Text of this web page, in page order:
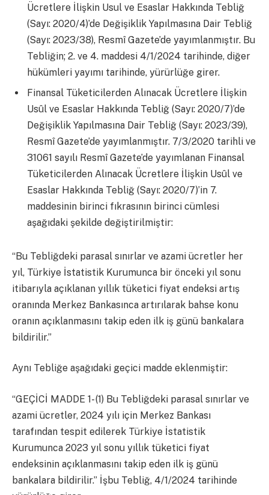
Ücretlere İlişkin Usul ve Esaslar Hakkında Tebliğ
(Sayı: 2020/4)’de Değişiklik Yapılmasına Dair Tebliğ
(Sayı: 2023/38), Resmî Gazete’de yayımlanmıştır. Bu
Tebliğin; 2. ve 4. maddesi 4/1/2024 tarihinde, diğer
hükümleri yayımı tarihinde, yürürlüğe girer.
Finansal Tüketicilerden Alınacak Ücretlere İlişkin
Usûl ve Esaslar Hakkında Tebliğ (Sayı: 2020/7)’de
Değişiklik Yapılmasına Dair Tebliğ (Sayı: 2023/39),
Resmî Gazete’de yayımlanmıştır. 7/3/2020 tarihli ve
31061 sayılı Resmî Gazete’de yayımlanan Finansal
Tüketicilerden Alınacak Ücretlere İlişkin Usûl ve
Esaslar Hakkında Tebliğ (Sayı: 2020/7)’in 7.
maddesinin birinci fıkrasının birinci cümlesi
aşağıdaki şekilde değiştirilmiştir:
“Bu Tebliğdeki parasal sınırlar ve azami ücretler her
yıl, Türkiye İstatistik Kurumunca bir önceki yıl sonu
itibarıyla açıklanan yıllık tüketici fiyat endeksi artış
oranında Merkez Bankasınca artırılarak bahse konu
oranın açıklanmasını takip eden ilk iş günü bankalara
bildirilir.”
Aynı Tebliğe aşağıdaki geçici madde eklenmiştir:
“GEÇİCİ MADDE 1- (1) Bu Tebliğdeki parasal sınırlar ve
azami ücretler, 2024 yılı için Merkez Bankası
tarafından tespit edilerek Türkiye İstatistik
Kurumunca 2023 yıl sonu yıllık tüketici fiyat
endeksinin açıklanmasını takip eden ilk iş günü
bankalara bildirilir.” İşbu Tebliğ, 4/1/2024 tarihinde